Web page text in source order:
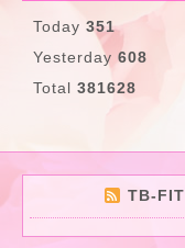
Today 351
Yesterday 608
Total 381628
TB-